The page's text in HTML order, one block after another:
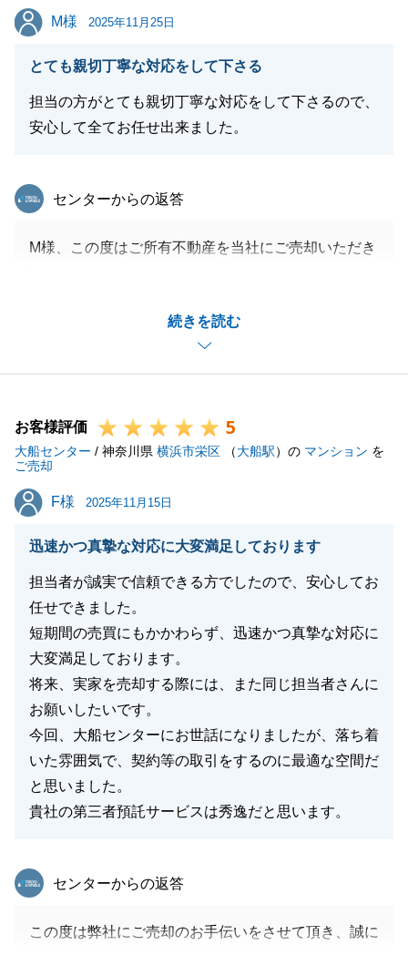
引き続き、どうぞよろしくお願いいたします。
閉じる
M様
M様 2025年11月25日
とても親切丁寧な対応をして下さる
担当の方がとても親切丁寧な対応をして下さるので、
安心して全てお任せ出来ました。
続きを読む
東急リバブル
センターからの返答
M様、この度はご所有不動産を当社にご売却いただき
事にお取引を完了することが出来ました。
当社のシニア向け住宅専門部署と連携してお手伝いで
きたことで、以前から検討されていたお部屋への住み
同マンション内で同様のお悩みをされている方がいら
っしゃるとの事ですので、是非ご紹介をいただけます
と幸いです。M様同様、一生懸命お手伝いさせていた
だきます。
ことでも構いませんのでいつでもお気軽にご相談くだ
さい。
今後ともご愛顧のほど、どうぞよろしくお願いいたし
ます。
お客様評価 5
大船センター / 神奈川県 横浜市栄区 （大船駅）の マンション を
ご売却
F様
F様 2025年11月15日
迅速かつ真摯な対応に大変満足しております
担当者が誠実で信頼できる方でしたので、安心してお
任せできました。
短期間の売買にもかかわらず、迅速かつ真摯な対応に
大変満足しております。
将来、実家を売却する際には、また同じ担当者さんに
お願いしたいです。
今回、大船センターにお世話になりましたが、落ち着
いた雰囲気で、契約等の取引をするのに最適な空間だ
と思いました。
貴社の第三者預託サービスは秀逸だと思います。
東急リバブル
センターからの返答
この度は弊社にご売却のお手伝いをさせて頂き、誠に